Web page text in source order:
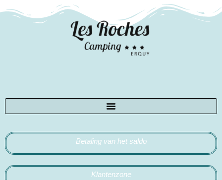
Betaling van het saldo
Klantenzone